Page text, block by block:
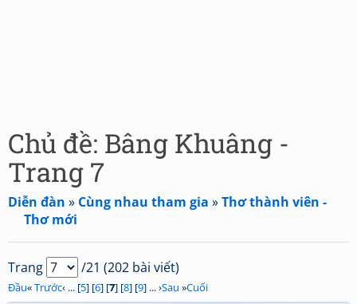
Chủ đề: Bâng Khuâng -
Trang 7
Diễn đàn » Cùng nhau tham gia »Thơ thành viên -
Thơ mới
Trang /21 (202 bài viết)
Đầu«Trước‹ ... [5] [6] [7] [8] [9] ... ›Sau »Cuối